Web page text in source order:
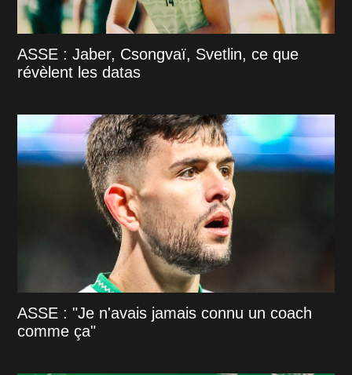
ASSE : Jaber, Csongvaï, Svetlin, ce que
révèlent les datas
ASSE : "Je n'avais jamais connu un coach
comme ça"